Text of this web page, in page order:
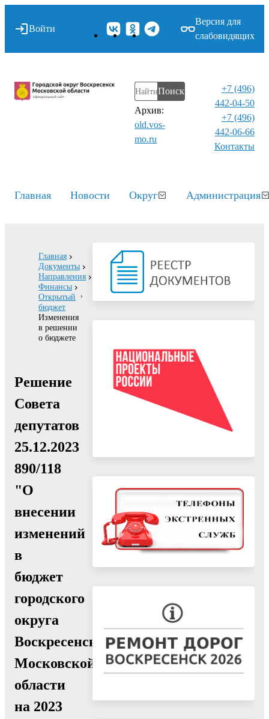
Войти
Версия для
слабовидящих
Поиск
Архив:
old.vos-
mo.ru
+7 (496)
442-04-50
+7 (496)
442-06-66
Контакты⁠
Главная Новости Округ Администрация
Главная
Документы
Направления
Финансы
Открытый
бюджет
Изменения
в решении
о бюджете
Решение
Совета
депутатов
25.12.2023
890/118
"О
внесении
изменений
в
бюджет
городского
округа
Воскресенск
Московской
области
на 2023